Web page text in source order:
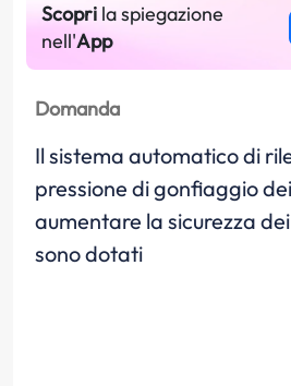
Scopri la spiegazione
nell'App
Domanda
Il sistema automatico di
pressione di gonfiaggio
aumentare la sicurezza
sono dotati